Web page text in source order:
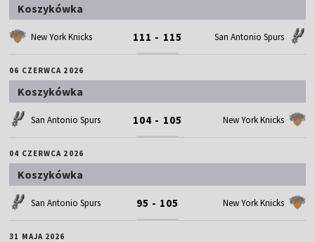
Koszykówka
New York Knicks 111 - 115 San Antonio Spurs
06 CZERWCA 2026
Koszykówka
San Antonio Spurs 104 - 105 New York Knicks
04 CZERWCA 2026
Koszykówka
San Antonio Spurs 95 - 105 New York Knicks
31 MAJA 2026